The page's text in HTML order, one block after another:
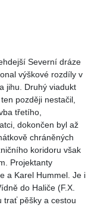
Severní dráze
výškové rozdíly v
jihu. Druhý viadukt
později nestačil,
třetího,
dokončen byl až
chráněných
koridoru však
Projektanty
a Karel Hummel. Je i
do Haliče (F.X.
trať pěšky a cestou